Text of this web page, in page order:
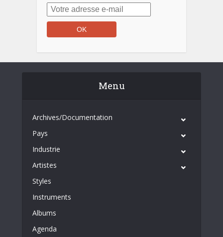
Menu
Archives/Documentation
Pays
Industrie
Artistes
Styles
Instruments
Albums
Agenda